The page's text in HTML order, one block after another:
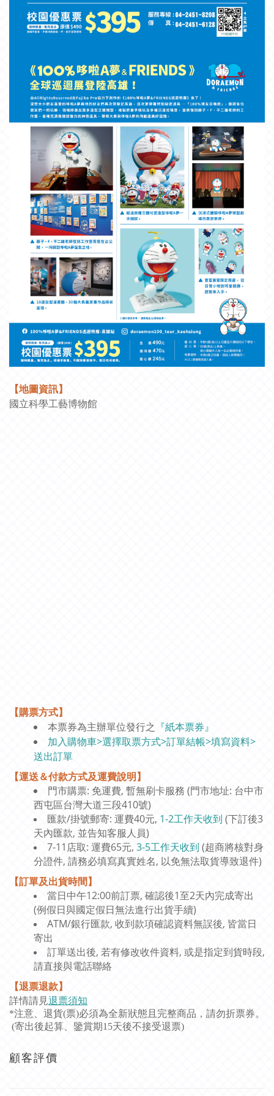
【地圖資訊】
國立科學工藝博物館
【購票方式】
本票券為主辦單位發行之 『紙本票券』
加入購物車>選擇取票方式>訂單結帳>填寫資料>
送出訂單
【運送＆付款方式及運費說明】
門市購票: 免運費, 暫無刷卡服務 (門市地址: 台中市
西屯區台灣大道三段410號)
匯款/掛號郵寄: 運費40元, 1-2工作天收到 (下訂後3
天內匯款, 並告知客服人員)
7-11店取: 運費65元, 3-5工作天收到 (超商將核對身
分證件, 請務必填寫真實姓名, 以免無法取貨導致退件)
【訂單及出貨時間】
當日中午12:00前訂票, 確認後1至2天內完成寄出
(例假日與國定假日無法進行出貨手續)
ATM/銀行匯款, 收到款項確認資料無誤後, 皆當日
寄出
訂單送出後, 若有修改收件資料, 或是指定到貨時段,
請直接與電話聯絡
【退票退款】
詳情請見退票須知
*注意、退貨(票)必須為全新狀態且完整商品，請勿折票券。
(寄出後起算、鑒賞期15天後不接受退票)
顧客評價